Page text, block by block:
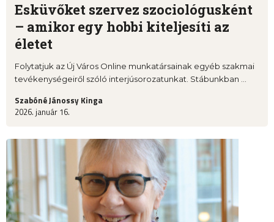
Esküvőket szervez szociológusként
– amikor egy hobbi kiteljesíti az
életet
Folytatjuk az Új Város Online munkatársainak egyéb szakmai
tevékenységeiről szóló interjúsorozatunkat. Stábunkban ...
Szabóné Jánossy Kinga
2026. január 16.